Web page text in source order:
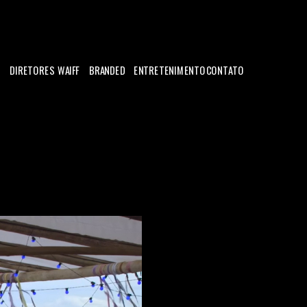
CONTATO
ENTRETENIMENTO
BRANDED
DIRETORES WAIFF